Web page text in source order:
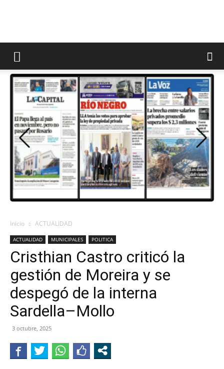
Inicio ACTUALIDAD
ACTUALIDAD MUNICIPALES POLITICA
Cristhian Castro criticó la
gestión de Moreira y se
despegó de la interna
Sardella–Mollo
3 octubre, 2025